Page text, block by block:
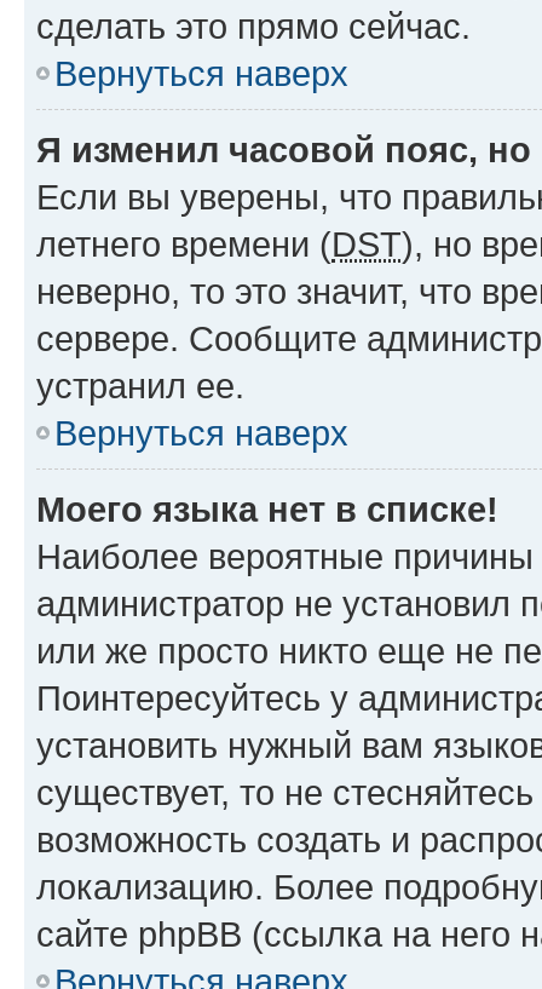
сделать это прямо сейчас.
Вернуться наверх
Я изменил часовой пояс,
Если вы уверены, что
летнего времени (DST), но
неверно, то это значит, что
сервере. Сообщите
устранил ее.
Вернуться наверх
Моего языка нет в списке!
Наиболее вероятные причины
администратор не установил
или же просто никто еще не
Поинтересуйтесь у
установить нужный вам
существует, то не
возможность создать и
локализацию. Более
сайте phpBB (ссылка на него
Вернуться наверх